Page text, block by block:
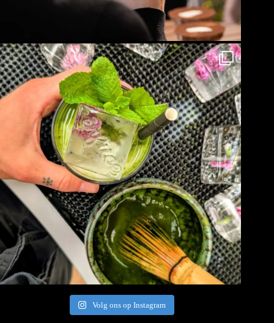
Volg ons op Instagram